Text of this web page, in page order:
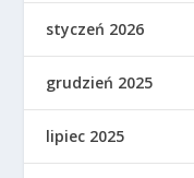
styczeń 2026
grudzień 2025
lipiec 2025